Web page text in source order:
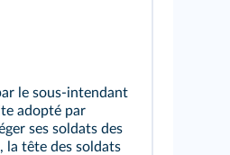
le sous‑intendant
adopté par
ses soldats des
la tête des soldats